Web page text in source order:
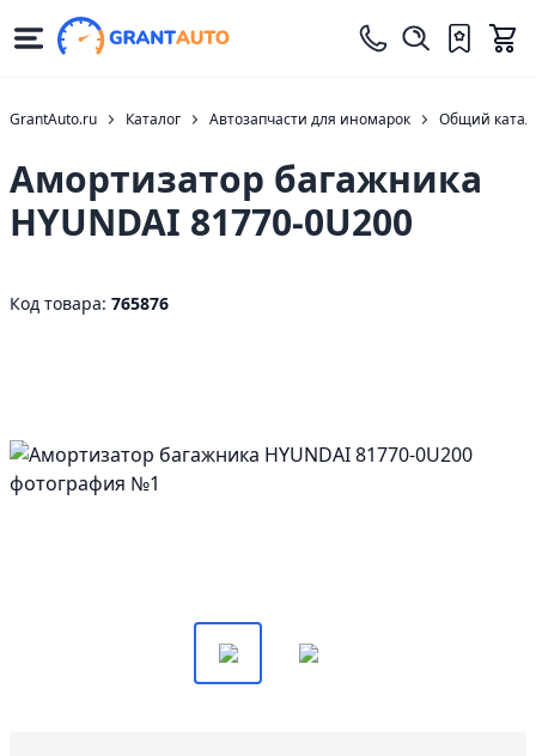
GrantAuto.ru Каталог Автозапчасти для иномарок Общий
Амортизатор багажника
HYUNDAI 81770-0U200
Код товара: 765876